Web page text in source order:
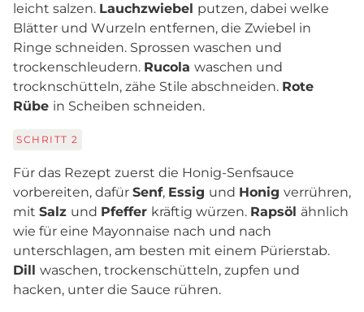
leicht salzen. Lauchzwiebel putzen, dabei welke
Blätter und Wurzeln entfernen, die Zwiebel in
Ringe schneiden. Sprossen waschen und
trockenschleudern. Rucola waschen und
trocknschütteln, zähe Stile abschneiden. Rote
Rübe in Scheiben schneiden.
SCHRITT 2
Für das Rezept zuerst die Honig-Senfsauce
vorbereiten, dafür Senf, Essig und Honig verrühren,
mit Salz und Pfeffer kräftig würzen. Rapsöl ähnlich
wie für eine Mayonnaise nach und nach
unterschlagen, am besten mit einem Pürierstab.
Dill waschen, trockenschütteln, zupfen und
hacken, unter die Sauce rühren.